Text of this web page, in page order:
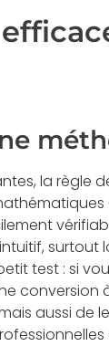
la règle
test : si
conversion
aussi de